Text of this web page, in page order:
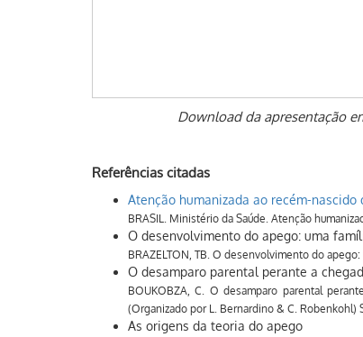
Download da apresentação
Referências citadas
Atenção humanizada ao recém-nascido
BRASIL. Ministério da Saúde. Atenção
O desenvolvimento do apego: uma
BRAZELTON, TB. O desenvolvimento do
O desamparo parental perante a
BOUKOBZA, C. O desamparo parental
(Organizado por L. Bernardino & C. Robenkohl)
As origens da teoria do apego